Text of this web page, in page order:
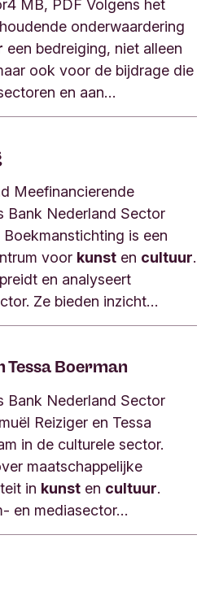
MB, PDF Volgens het
onderwaardering
een bedreiging, niet alleen
ook voor de bijdrage die
en aan…
Meefinancierende
Bank Nederland Sector
Boekmanstichting is een
voor kunst en cultuur.
en analyseert
Ze bieden inzicht…
Tessa Boerman
Bank Nederland Sector
Reiziger en Tessa
in de culturele sector.
maatschappelijke
in kunst en cultuur.
en mediasector…